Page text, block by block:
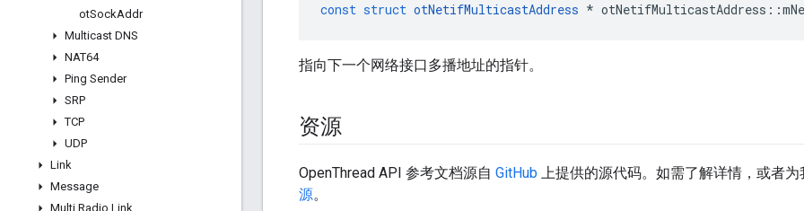
otSockAddr
Multicast DNS
NAT64
Ping Sender
SRP
TCP
UDP
Link
Message
Multi Radio Link
const struct otNetifMulticastAddress * otNetifMulticastAddress ::
指向下一个网络接口多播地址的指针。
资源
OpenThread API 参考文档源自 GitHub 上提供的源代码。如需了解详情，或者
源。